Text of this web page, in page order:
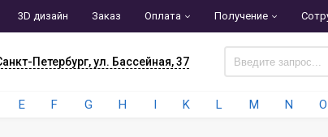
3D дизайн Заказ Оплата Получение
Петербург, ул. Бассейная, 37
E F G H I K L M N O